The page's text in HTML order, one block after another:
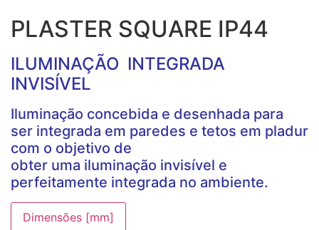
PLASTER SQUARE IP44
ILUMINAÇÃO INTEGRADA
INVISÍVEL
Iluminação concebida e desenhada para
ser integrada em paredes e tetos em pladur
com o objetivo de
obter uma iluminação invisível e
perfeitamente integrada no ambiente.
Dimensões [mm]